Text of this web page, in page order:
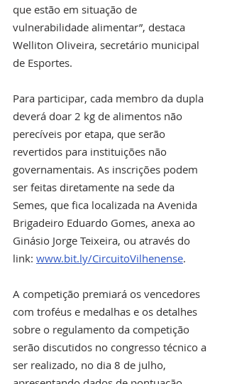
que estão em situação de
vulnerabilidade alimentar”, destaca
Welliton Oliveira, secretário municipal
de Esportes.
Para participar, cada membro da dupla
deverá doar 2 kg de alimentos não
perecíveis por etapa, que serão
revertidos para instituições não
governamentais. As inscrições podem
ser feitas diretamente na sede da
Semes, que fica localizada na Avenida
Brigadeiro Eduardo Gomes, anexa ao
Ginásio Jorge Teixeira, ou através do
link: www.bit.ly/CircuitoVilhenense.
A competição premiará os vencedores
com troféus e medalhas e os detalhes
sobre o regulamento da competição
serão discutidos no congresso técnico a
ser realizado, no dia 8 de julho,